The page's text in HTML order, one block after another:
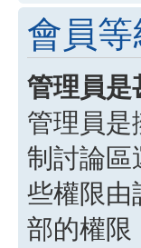
會員等
管理員是
管理員是
制討論區
些權限由
部的權限